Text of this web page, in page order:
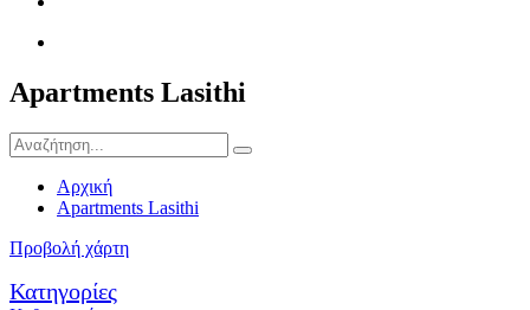
Apartments Lasithi
Αρχική
Apartments Lasithi
Προβολή χάρτη
Κατηγορίες